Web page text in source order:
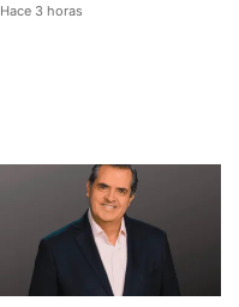
Hace 3 horas